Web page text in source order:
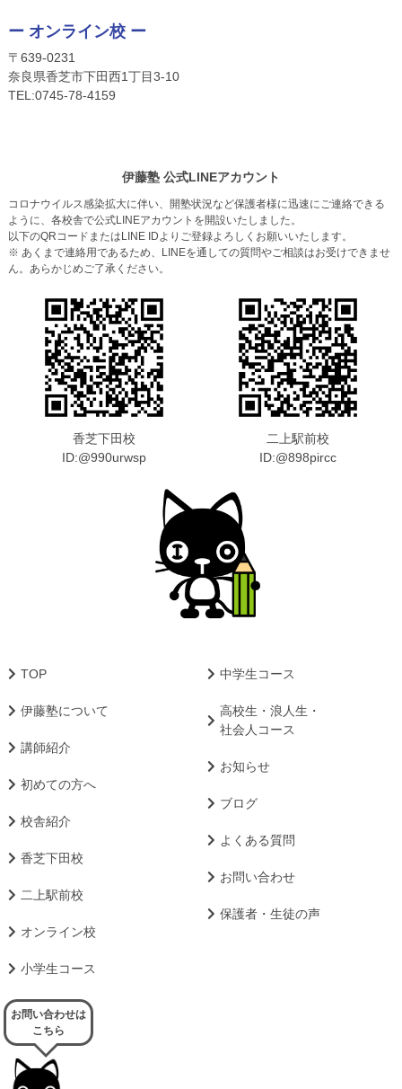
ー オンライン校 ー
〒639-0231
奈良県香芝市下田西1丁目3-10
TEL:0745-78-4159
伊藤塾 公式LINEアカウント
コロナウイルス感染拡大に伴い、開塾状況など保護者様に迅速にご連絡できる
ように、各校舎で公式LINEアカウントを開設いたしました。
以下のQRコードまたはLINE IDよりご登録よろしくお願いいたします。
※ あくまで連絡用であるため、LINEを通しての質問やご相談はお受けできませ
ん。あらかじめご了承ください。
香芝下田校
ID:@990urwsp
二上駅前校
ID:@898pircc
TOP
伊藤塾について
講師紹介
初めての方へ
校舎紹介
香芝下田校
二上駅前校
オンライン校
小学生コース
中学生コース
高校生・浪人生・
社会人コース
お知らせ
ブログ
よくある質問
お問い合わせ
保護者・生徒の声
お問い合わせは
こちら